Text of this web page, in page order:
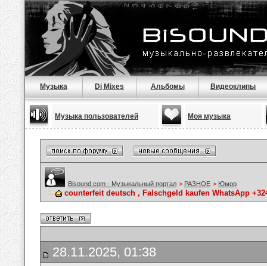
Музыка Dj Mixes Альбомы Видеоклипы
Музыка пользователей Моя музыка
Bisound.com - Музыкальный портал > РАЗНОЕ > Юмор
counterfeit deutsch , Falschgeld kaufen WhatsApp
28.11.2025, 01:38